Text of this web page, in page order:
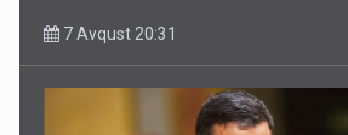
7 Avqust 20:31